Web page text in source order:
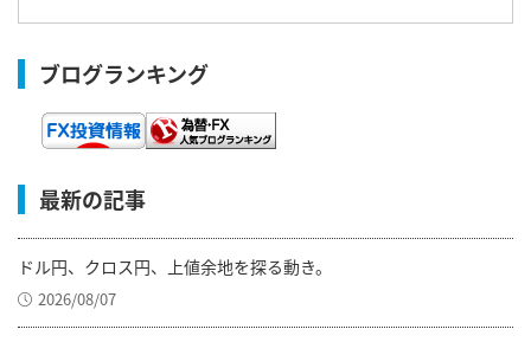
ブログランキング
最新の記事
ドル円、クロス円、上値余地を探る動き。
2026/08/07